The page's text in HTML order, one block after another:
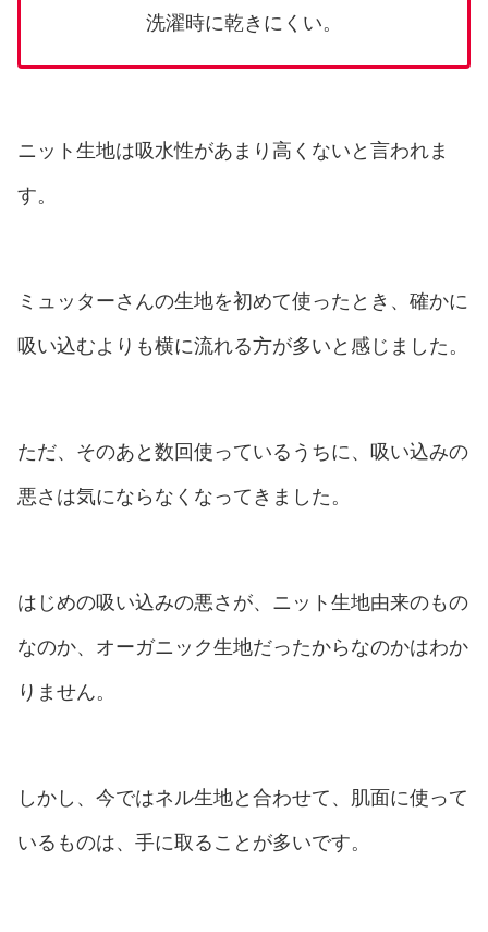
洗濯時に乾きにくい。
ニット生地は吸水性があまり高くないと言われま
す。
ミュッターさんの生地を初めて使ったとき、確かに
吸い込むよりも横に流れる方が多いと感じました。
ただ、そのあと数回使っているうちに、吸い込みの
悪さは気にならなくなってきました。
はじめの吸い込みの悪さが、ニット生地由来のもの
なのか、オーガニック生地だったからなのかはわか
りません。
しかし、今ではネル生地と合わせて、肌面に使って
いるものは、手に取ることが多いです。